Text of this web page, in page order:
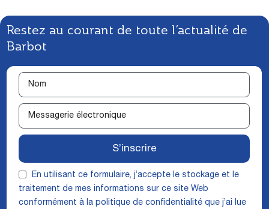
Restez au courant de toute l’actualité de
Barbot
En utilisant ce formulaire, j’accepte le stockage et le
traitement de mes informations sur ce site Web
conformément à la politique de confidentialité que j’ai lue
S’inscrire